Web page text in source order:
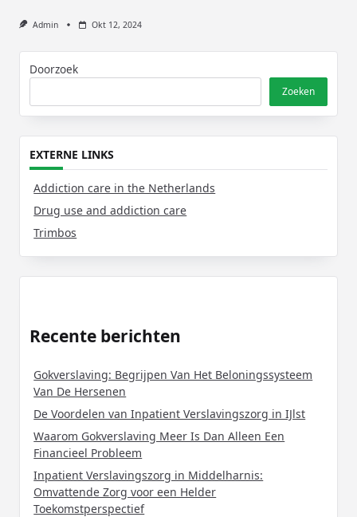
Admin Okt 12, 2024
Doorzoek
Zoeken
EXTERNE LINKS
Addiction care in the Netherlands
Drug use and addiction care
Trimbos
Recente berichten
Gokverslaving: Begrijpen Van Het Beloningssysteem
Van De Hersenen
De Voordelen van Inpatient Verslavingszorg in IJlst
Waarom Gokverslaving Meer Is Dan Alleen Een
Financieel Probleem
Inpatient Verslavingszorg in Middelharnis:
Omvattende Zorg voor een Helder
Toekomstperspectief